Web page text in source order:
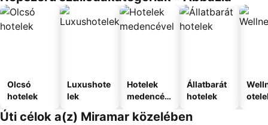
Olcsó
hotelek
Luxushote
lek
Hotelek
medencév
Állatbarát
hotelek
Úti célok a(z) Miramar közelében